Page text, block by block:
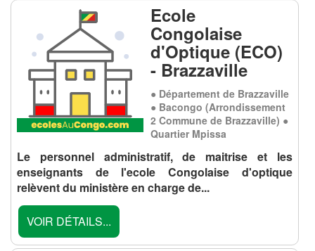
Ecole
Congolaise
d'Optique (ECO)
- Brazzaville
● Département de Brazzaville
● Bacongo (Arrondissement
2 Commune de Brazzaville) ●
Quartier Mpissa
Le personnel administratif, de maitrise et les
enseignants de l'ecole Congolaise d'optique
relèvent du ministère en charge de...
VOIR DÉTAILS...